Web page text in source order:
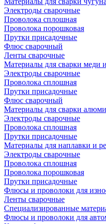
Электроды сварочные
Проволока сплошная
Проволока порошковая
Прутки присадочные
Флюс сварочный
Ленты сварочные
Материалы для сварки меди
Электроды сварочные
Проволока сплошная
Прутки присадочные
Флюс сварочный
Материалы для сварки
Электроды сварочные
Проволока сплошная
Прутки присадочные
Материалы для наплавки и
Электроды сварочные
Проволока сплошная
Проволока порошковая
Прутки присадочные
Флюсы и проволоки для
Ленты сварочные
Специализированные
Флюсы и проволоки для